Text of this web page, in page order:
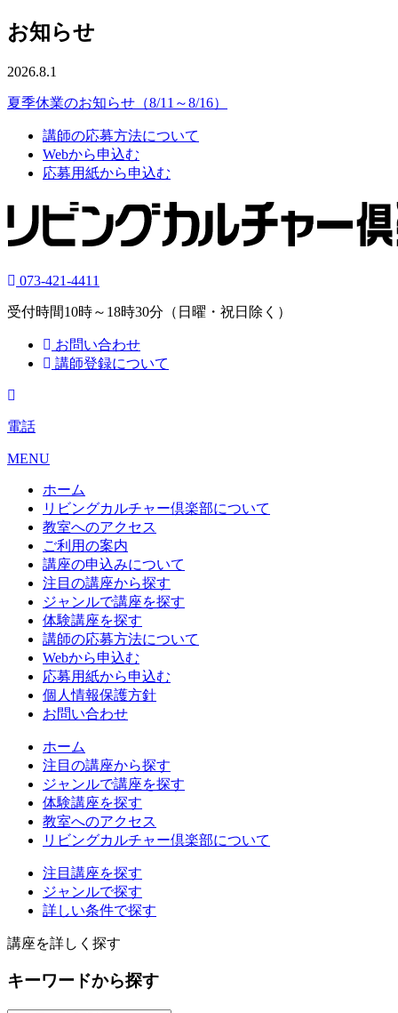
お知らせ
2026.8.1
夏季休業のお知らせ（8/11～8/16）
講師の応募方法について
Webから申込む
応募用紙から申込む
073-421-4411
受付時間10時～18時30分（日曜・祝日除く）
お問い合わせ
講師登録について
電話
MENU
ホーム
リビングカルチャー倶楽部について
教室へのアクセス
ご利用の案内
講座の申込みについて
注目の講座から探す
ジャンルで講座を探す
体験講座を探す
講師の応募方法について
Webから申込む
応募用紙から申込む
個人情報保護方針
お問い合わせ
ホーム
注目の講座から探す
ジャンルで講座を探す
体験講座を探す
教室へのアクセス
リビングカルチャー倶楽部について
注目講座を探す
ジャンルで探す
詳しい条件で探す
講座を詳しく探す
キーワードから探す